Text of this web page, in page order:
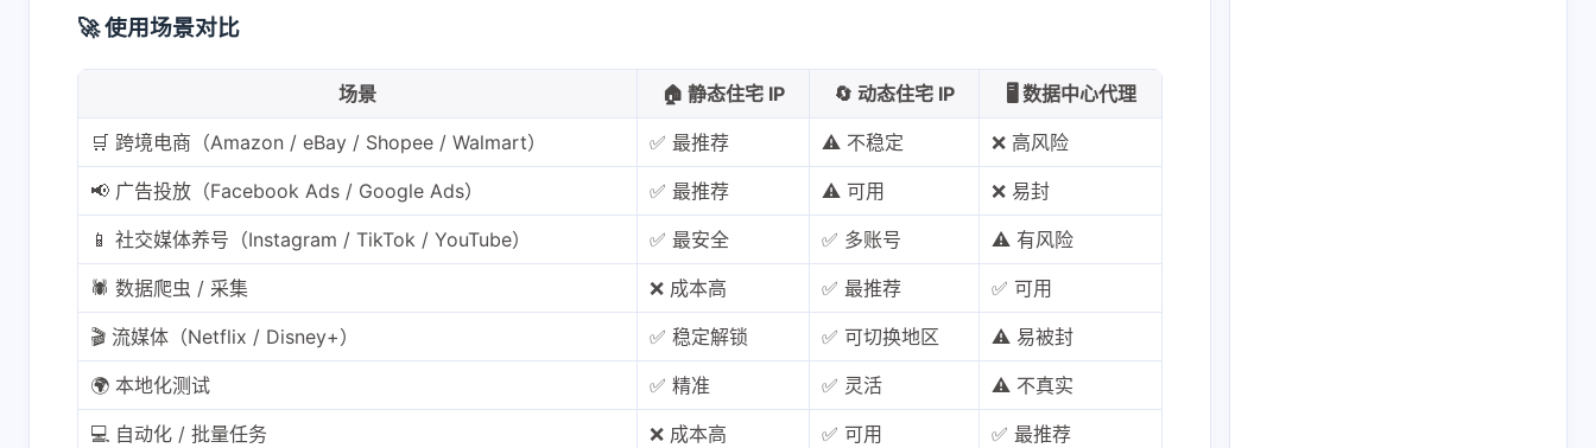
Matrixport OKX USDT U卡 U卡出入金
bybit1 chatgpt25 yika1 万事达虚拟卡2 交易所
常见问题
数字货币 满满干货
稳定币入金1 美股开户 节点14 虚拟卡
资产配置 金融科技1 防失联7
八月 2026
3
七月 2026 六月 2026
🚀 使用场景对比
场景 🏠 静态住宅 IP 🔄 动态住宅 IP 🖥️ 数据中心代理
🛒 跨境电商（Amazon / eBay / Shopee / Walmart） ✅ 最推荐 ⚠️ 不稳定 ❌ 高风险
📢 广告投放（Facebook Ads / Google Ads） ✅ 最推荐 ⚠️ 可用 ❌ 易封
📱 社交媒体养号（Instagram / TikTok / YouTube） ✅ 最安全 ✅ 多账号 ⚠️ 有风险
🕷️ 数据爬虫 / 采集 ❌ 成本高 ✅ 最推荐 ✅ 可用
🎬 流媒体（Netflix / Disney+） ✅ 稳定解锁 ✅ 可切换地区 ⚠️ 易被封
🌍 本地化测试 ✅ 精准 ✅ 灵活 ⚠️ 不真实
💻 自动化 / 批量任务 ❌ 成本高 ✅ 可用 ✅ 最推荐